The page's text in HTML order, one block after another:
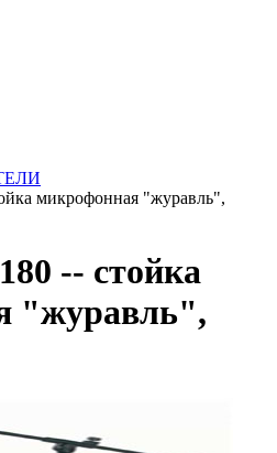
микрофонная "журавль",
-- стойка
"журавль",